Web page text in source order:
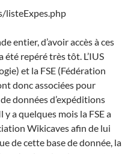
listeExpes.php
entier, d’avoir accès à ces
repéré très tôt. L’IUS
et la FSE (Fédération
donc associées pour
données d’expéditions
a quelques mois la FSE a
Wikicaves afin de lui
de cette base de donnée, la